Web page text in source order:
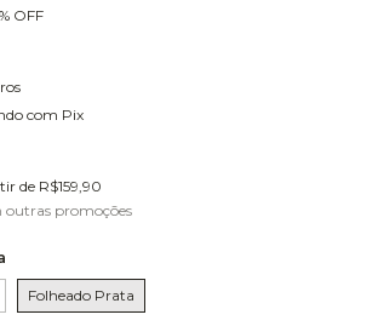
% OFF
com Pix
de R$159,90
outras promoções
Folheado Prata